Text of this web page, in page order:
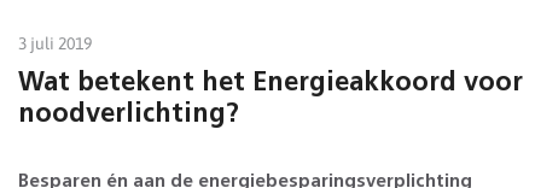
3 juli 2019
Wat betekent het Energieakkoord voor
noodverlichting?
Besparen én aan de energiebesparingsverplichting